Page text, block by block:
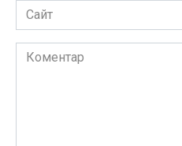
Сайт
Коментар